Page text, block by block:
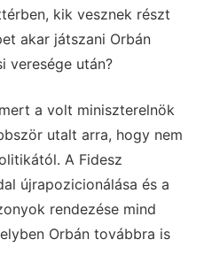
kik vesznek részt
akar játszani Orbán
veresége után?
a volt miniszterelnök
utalt arra, hogy nem
A Fidesz
újrapozicionálása és a
rendezése mind
Orbán továbbra is